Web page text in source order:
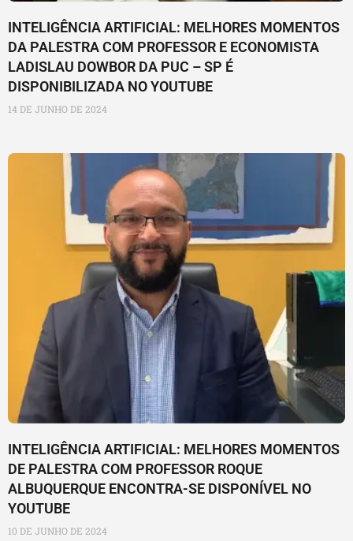
INTELIGÊNCIA ARTIFICIAL: MELHORES MOMENTOS
DA PALESTRA COM PROFESSOR E ECONOMISTA
LADISLAU DOWBOR DA PUC – SP É
DISPONIBILIZADA NO YOUTUBE
14 DE JUNHO DE 2024
INTELIGÊNCIA ARTIFICIAL: MELHORES MOMENTOS
DE PALESTRA COM PROFESSOR ROQUE
ALBUQUERQUE ENCONTRA-SE DISPONÍVEL NO
YOUTUBE
10 DE JUNHO DE 2024